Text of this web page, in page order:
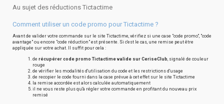
Au sujet des réductions Tictactime
Comment utiliser un code promo pour Tictactime ?
Avant de valider votre commande sur le site Tictactime, vérifiez si une case "code promo", "code
avantage" ou encore "code réduction" est présente. Si c'est le cas, une remise peut être
appliquée sur votre achat. Il suffit pour cela :
de récupérer code promo Tictactime valide sur CeriseClub, signalé de couleur
rouge
de vérifier les modalités d'utilisation du code et les restrictions d'usage
de recopier le code fourni dans la case prévue à cet effet sur le site Tictactime
la remise accordée est alors calculée automatiquement
il ne vous reste plus qu'à régler votre commande en profitant du nouveau prix
remisé